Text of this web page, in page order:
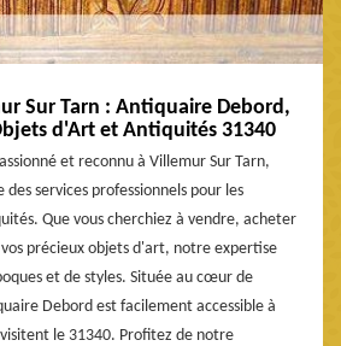
Sur Tarn : Antiquaire Debord,
d'Art et Antiquités 31340
et reconnu à Villemur Sur Tarn,
services professionnels pour les
Que vous cherchiez à vendre, acheter
précieux objets d'art, notre expertise
et de styles. Située au cœur de
Debord est facilement accessible à
le 31340. Profitez de notre